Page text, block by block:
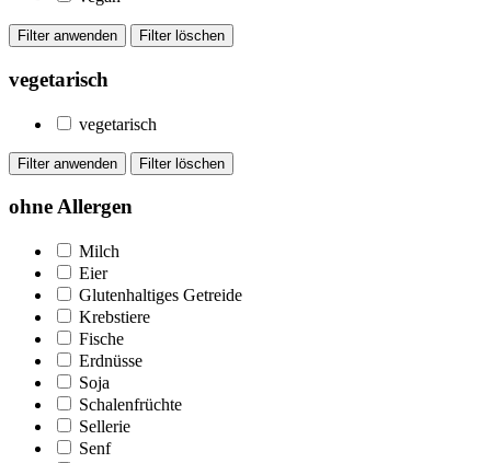
vegetarisch
vegetarisch
ohne Allergen
Milch
Eier
Glutenhaltiges Getreide
Krebstiere
Fische
Erdnüsse
Soja
Schalenfrüchte
Sellerie
Senf